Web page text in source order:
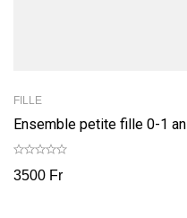
FILLE
Ensemble petite fille 0-1 an
3500 Fr